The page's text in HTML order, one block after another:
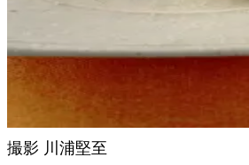
撮影 川浦堅至